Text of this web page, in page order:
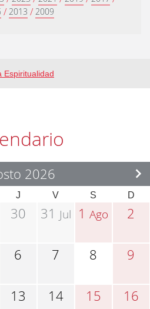
/ 2013 / 2009
Espiritualidad
2026
J V S D
30 31 Jul 1Ago 2
6 7 8 9
13 14 15 16